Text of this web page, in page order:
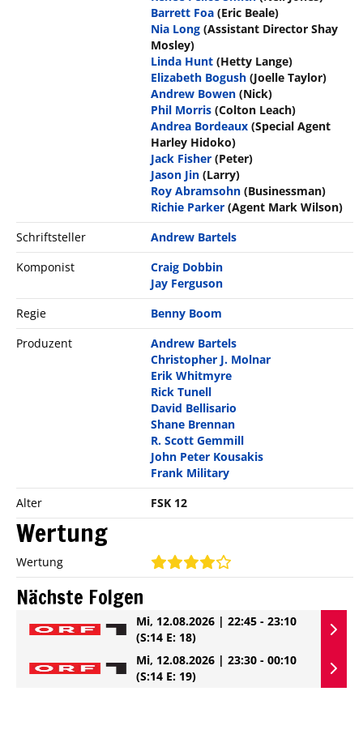
Barrett Foa (Eric Beale)
Nia Long (Assistant Director Shay
Mosley)
Linda Hunt (Hetty Lange)
Elizabeth Bogush (Joelle Taylor)
Andrew Bowen (Nick)
Phil Morris (Colton Leach)
Andrea Bordeaux (Special Agent
Harley Hidoko)
Jack Fisher (Peter)
Jason Jin (Larry)
Roy Abramsohn (Businessman)
Richie Parker (Agent Mark Wilson)
Schriftsteller
Andrew Bartels
Komponist
Craig Dobbin
Jay Ferguson
Regie
Benny Boom
Produzent
Andrew Bartels
Christopher J. Molnar
Erik Whitmyre
Rick Tunell
David Bellisario
Shane Brennan
R. Scott Gemmill
John Peter Kousakis
Frank Military
Alter
FSK 12
Wertung
Wertung
Nächste Folgen
Mi, 12.08.2026 | 22:45 - 23:10
(S:14 E: 18)
Mi, 12.08.2026 | 23:30 - 00:10
(S:14 E: 19)